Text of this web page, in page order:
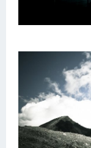
Мотоциклы
Ямаха
Додж